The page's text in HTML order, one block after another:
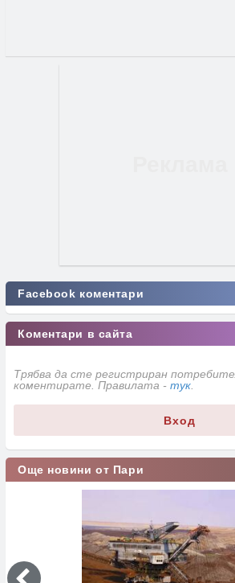
Facebook коментари
Коментари в сайта
Трябва да сте регистриран
коментирате. Правилата - тук
Вход
Още новини от Пари